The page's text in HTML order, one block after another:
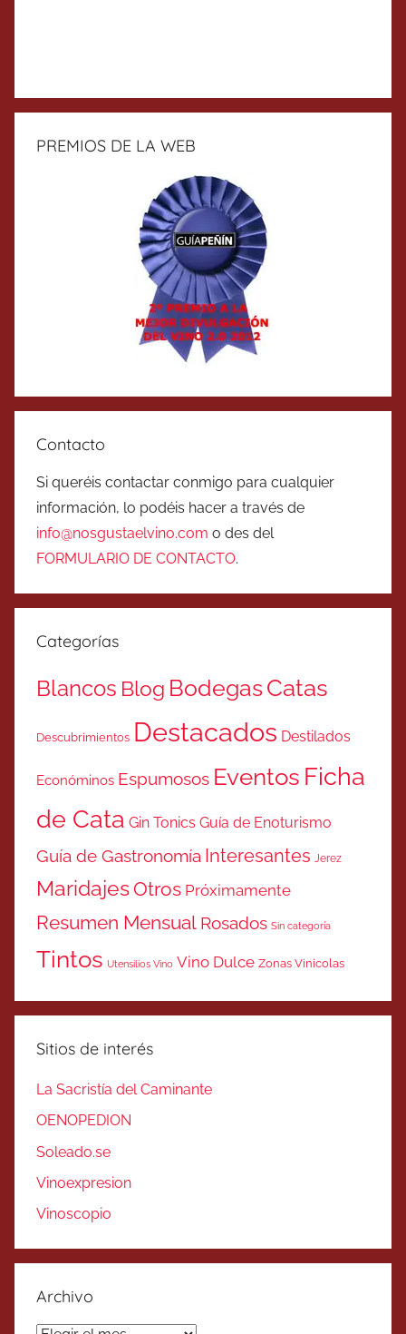
PREMIOS DE LA WEB
Contacto
Si queréis contactar conmigo para cualquier
información, lo podéis hacer a través de
info@nosgustaelvino.com o des del
FORMULARIO DE CONTACTO.
Categorías
Blancos Blog BodegasCatas
Descubrimientos Destacados Destilados
Económinos Espumosos Eventos Ficha
de Cata Gin Tonics Guía de Enoturismo
Guía de Gastronomía Interesantes Jerez
MaridajesOtros Próximamente
Resumen Mensual Rosados Sin categoría
Tintos Utensilios Vino Vino Dulce Zonas Vinicolas
Sitios de interés
La Sacristía del Caminante
OENOPEDION
Soleado.se
Vinoexpresion
Vinoscopio
Archivo